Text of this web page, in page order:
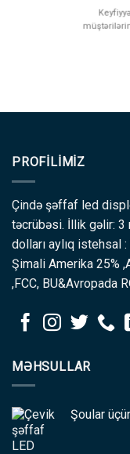
PROFILIMIZ
Çində şəffaf led
təcrübəsi. İllik gəlir: 3
dolları aylıq istehsal
Şimali Amerika 25%
,FCC, BU&Avropada
MƏHSULLAR
Şoular